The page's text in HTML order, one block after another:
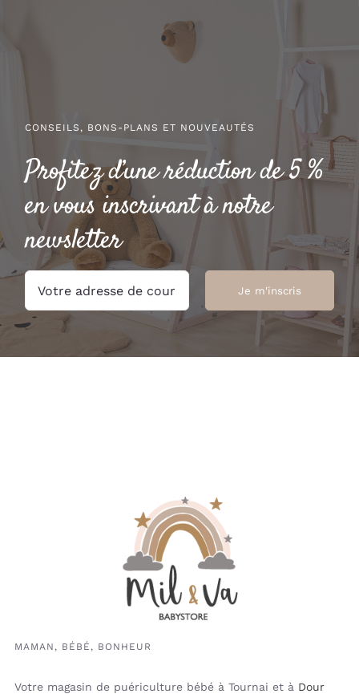
CONSEILS, BONS-PLANS ET NOUVEAUTÉS
Profitez d’une réduction de 5 %
en vous inscrivant à notre
newsletter
MAMAN, BÉBÉ, BONHEUR
Votre magasin de puériculture bébé à Tournai et à Dour